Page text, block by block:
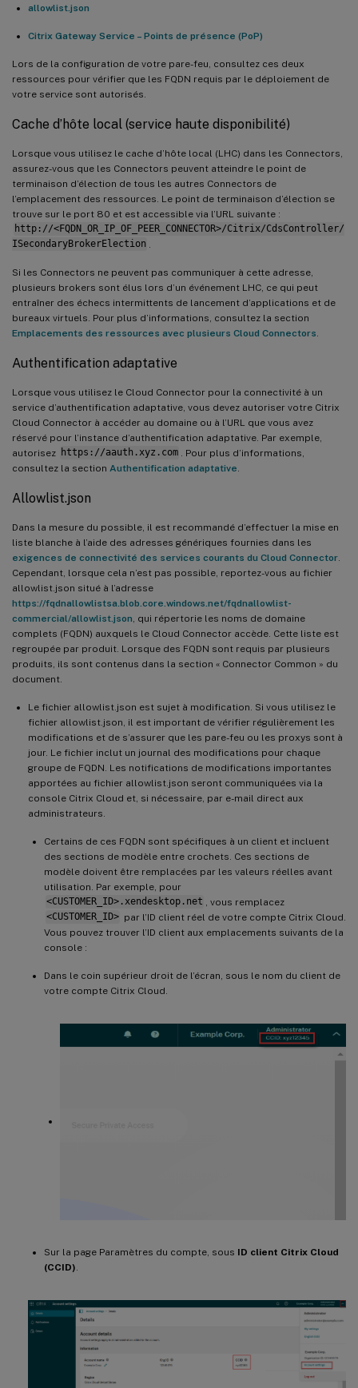
allowlist.json
Citrix Gateway Service – Points de présence (PoP)
Lors de la configuration de votre pare-feu, consultez ces deux
ressources pour vérifier que les FQDN requis par le déploiement de
votre service sont autorisés.
Cache d’hôte local (service haute disponibilité)
Lorsque vous utilisez le cache d’hôte local (LHC) dans les Connectors,
assurez-vous que les Connectors peuvent atteindre le point de
terminaison d’élection de tous les autres Connectors de
l’emplacement des ressources. Le point de terminaison d’élection se
trouve sur le port 80 et est accessible via l’URL suivante :
http://<FQDN_OR_IP_OF_PEER_CONNECTOR>/Citrix/CdsController/
ISecondaryBrokerElection
Si les Connectors ne peuvent pas communiquer à cette adresse,
plusieurs brokers sont élus lors d’un événement LHC, ce qui peut
entraîner des échecs intermittents de lancement d’applications et de
bureaux virtuels. Pour plus d’informations, consultez la section
Emplacements des ressources avec plusieurs Cloud Connectors
Authentification adaptative
Lorsque vous utilisez le Cloud Connector pour la connectivité à un
service d’authentification adaptative, vous devez autoriser votre Citrix
Cloud Connector à accéder au domaine ou à l’URL que vous avez
réservé pour l’instance d’authentification adaptative. Par exemple,
autorisez https://aauth.xyz.com
. Pour plus d’informations,
consultez la section Authentification adaptative
Allowlist.json
Dans la mesure du possible, il est recommandé d’effectuer la mise en
liste blanche à l’aide des adresses génériques fournies dans les
exigences de connectivité des services courants du Cloud Connector
Cependant, lorsque cela n’est pas possible, reportez-vous au fichier
allowlist.json situé à l’adresse
https://fqdnallowlistsa.blob.core.windows.net/fqdnallowlist-
commercial/allowlist.json , qui répertorie les noms de domaine
complets (FQDN) auxquels le Cloud Connector accède. Cette liste est
regroupée par produit. Lorsque des FQDN sont requis par plusieurs
produits, ils sont contenus dans la section « Connector Common » du
document.
Le fichier allowlist.json est sujet à modification. Si vous utilisez le
fichier allowlist.json, il est important de vérifier régulièrement les
modifications et de s’assurer que les pare-feu ou les proxys sont à
jour. Le fichier inclut un journal des modifications pour chaque
groupe de FQDN. Les notifications de modifications importantes
apportées au fichier allowlist.json seront communiquées via la
console Citrix Cloud et, si nécessaire, par e-mail direct aux
administrateurs.
Certains de ces FQDN sont spécifiques à un client et incluent
des sections de modèle entre crochets. Ces sections de
modèle doivent être remplacées par les valeurs réelles avant
utilisation. Par exemple, pour
<CUSTOMER_ID>.xendesktop.net
, vous remplacez
<CUSTOMER_ID> par l’ID client réel de votre compte Citrix Cloud.
Vous pouvez trouver l’ID client aux emplacements suivants de la
console :
Dans le coin supérieur droit de l’écran, sous le nom du client de
votre compte Citrix Cloud.
Sur la page Paramètres du compte, sous ID client Citrix Cloud
(CCID)